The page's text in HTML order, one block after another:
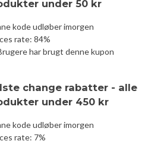
under 50 kr
kode udløber imorgen
rate: 84%
har brugt denne kupon
change rabatter - alle
under 450 kr
kode udløber imorgen
rate: 7%